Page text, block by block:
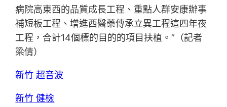
病院高東西的品質成長工程、重點人群安康辦事
補短板工程、增進西醫藥傳承立異工程這四年夜
工程，合計14個標的目的的項目扶植。”（記者
梁倩）
新竹 超音波
新竹 健檢